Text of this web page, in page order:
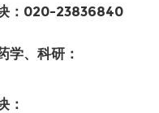
：020-23836840
学、科研：
：